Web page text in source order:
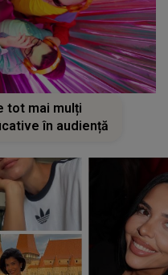
tot mai mulți
în audiență